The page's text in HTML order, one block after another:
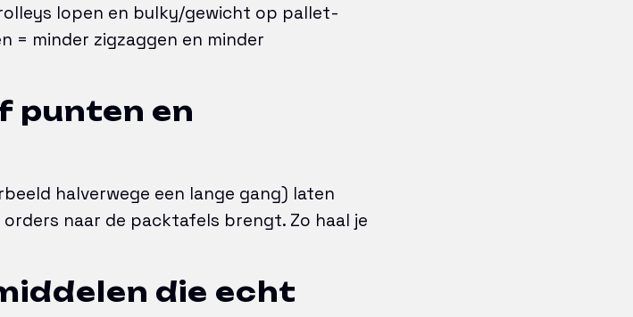
lopen en bulky/gewicht op pallet-
= minder zigzaggen en minder
punten en
halverwege een lange gang) laten
naar de packtafels brengt. Zo haal je
die echt